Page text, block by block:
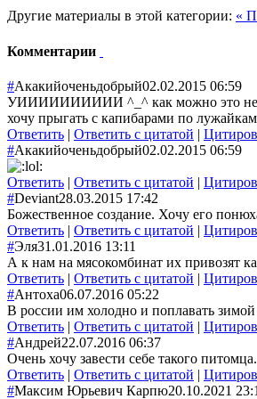
Другие материалы в этой категории: «
Комментарии
#Акакийоченьдобрый02.02.2015 06:59
УИИИИИИИИИИ ^_^ как можно это не
хочу прыгать с капибарами по
Ответить | Ответить с цитатой |
#Акакийоченьдобрый02.02.2015 06:59
Ответить | Ответить с цитатой |
#Deviant28.03.2015 17:42
Божественное создание. Хочу его
Ответить | Ответить с цитатой |
#Эля31.01.2016 13:11
А к нам на мясокомбинат их привозят
Ответить | Ответить с цитатой |
#Антоха06.07.2016 05:22
В россии им холодно и поплавать зимой
Ответить | Ответить с цитатой |
#Андрей22.07.2016 06:37
Очень хочу завести себе такого питомца.
Ответить | Ответить с цитатой |
#Максим Юрьевич Карпю20.10.2021